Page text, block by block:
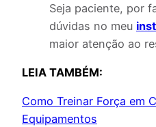
Seja paciente, por
dúvidas no meu
maior atenção ao
LEIA TAMBÉM:
Como Treinar Força em
Equipamentos